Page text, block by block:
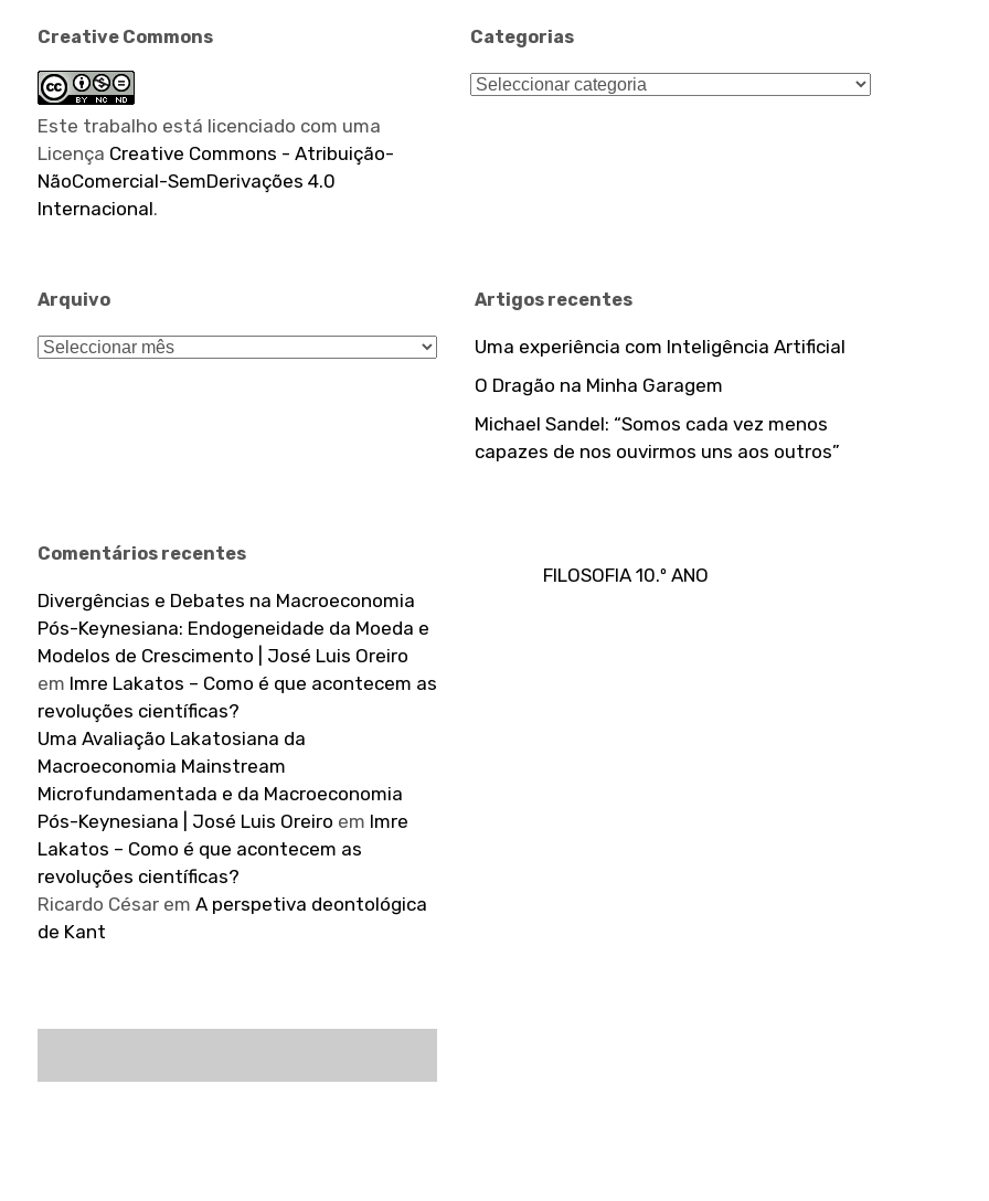
Creative Commons
Este trabalho está licenciado com uma
Licença Creative Commons - Atribuição-
NãoComercial-SemDerivações 4.0
Internacional.
Categorias
Categorias
Arquivo
Arquivo
Artigos recentes
Uma experiência com Inteligência Artificial
O Dragão na Minha Garagem
Michael Sandel: “Somos cada vez menos
capazes de nos ouvirmos uns aos outros”
Comentários recentes
Divergências e Debates na Macroeconomia
Pós-Keynesiana: Endogeneidade da Moeda e
Modelos de Crescimento | José Luis Oreiro
em Imre Lakatos – Como é que acontecem as
revoluções científicas?
Uma Avaliação Lakatosiana da
Macroeconomia Mainstream
Microfundamentada e da Macroeconomia
Pós-Keynesiana | José Luis Oreiro em Imre
Lakatos – Como é que acontecem as
revoluções científicas?
Ricardo César emA perspetiva deontológica
de Kant
FILOSOFIA 10.º ANO